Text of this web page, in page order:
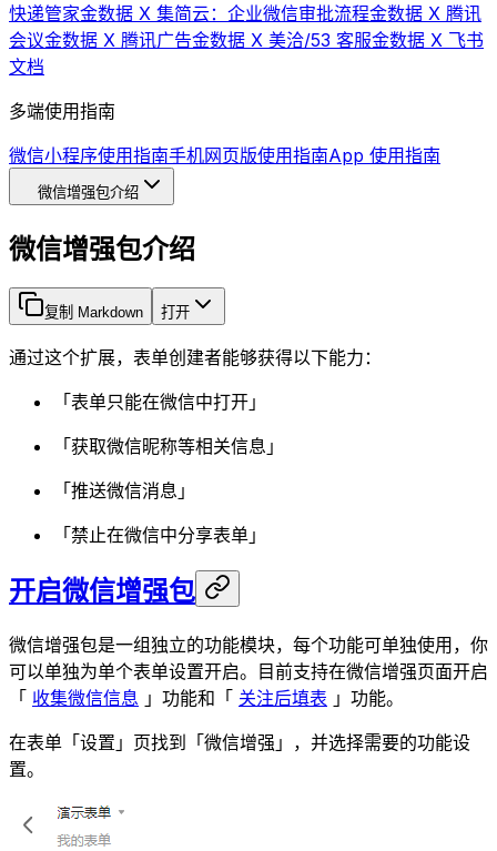
快递管家金数据 X 集简云：企业微信审批流程金数据 X 腾讯
会议金数据 X 腾讯广告金数据 X 美洽/53 客服金数据 X 飞书
文档
多端使用指南
微信小程序使用指南手机网页版使用指南App 使用指南
微信增强包介绍
微信增强包介绍
复制 Markdown 打开
通过这个扩展，表单创建者能够获得以下能力：
「表单只能在微信中打开」
「获取微信昵称等相关信息」
「推送微信消息」
「禁止在微信中分享表单」
开启微信增强包
微信增强包是一组独立的功能模块，每个功能可单独使用，你
可以单独为单个表单设置开启。目前支持在微信增强页面开启
「 收集微信信息 」功能和「 关注后填表 」功能。
在表单「设置」页找到「微信增强」，并选择需要的功能设
置。